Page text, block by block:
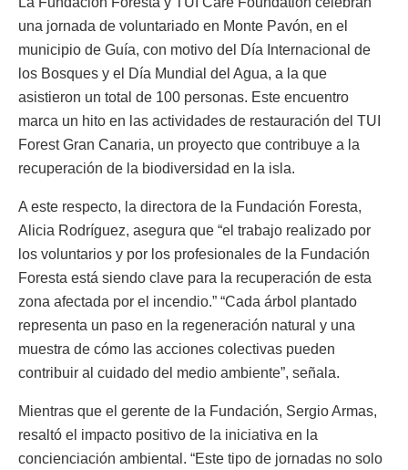
una jornada de voluntariado en Monte Pavón, en el
municipio de Guía, con motivo del Día Internacional de
los Bosques y el Día Mundial del Agua, a la que
asistieron un total de 100 personas. Este encuentro
marca un hito en las actividades de restauración del TUI
Forest Gran Canaria, un proyecto que contribuye a la
recuperación de la biodiversidad en la isla.
A este respecto, la directora de la Fundación Foresta,
Alicia Rodríguez, asegura que “el trabajo realizado por
los voluntarios y por los profesionales de la Fundación
Foresta está siendo clave para la recuperación de esta
zona afectada por el incendio.” “Cada árbol plantado
representa un paso en la regeneración natural y una
muestra de cómo las acciones colectivas pueden
contribuir al cuidado del medio ambiente”, señala.
Mientras que el gerente de la Fundación, Sergio Armas,
resaltó el impacto positivo de la iniciativa en la
concienciación ambiental. “Este tipo de jornadas no solo